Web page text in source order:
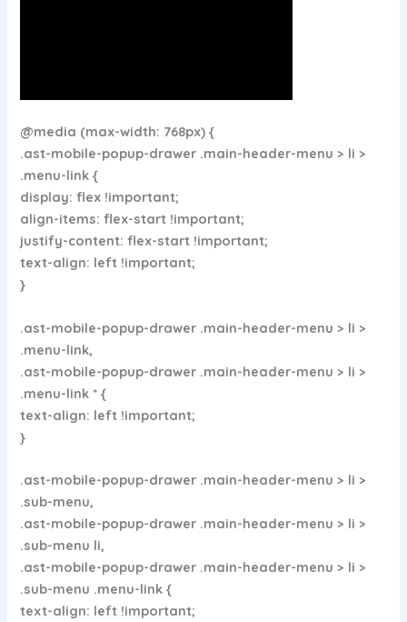
@media (max-width: 768px) {
.ast-mobile-popup-drawer .main-header-menu > li >
.menu-link {
display: flex !important;
align-items: flex-start !important;
justify-content: flex-start !important;
text-align: left !important;
}
.ast-mobile-popup-drawer .main-header-menu > li >
.menu-link,
.ast-mobile-popup-drawer .main-header-menu > li >
.menu-link * {
text-align: left !important;
}
.ast-mobile-popup-drawer .main-header-menu > li >
.sub-menu,
.ast-mobile-popup-drawer .main-header-menu > li >
.sub-menu li,
.ast-mobile-popup-drawer .main-header-menu > li >
.sub-menu .menu-link {
text-align: left !important;